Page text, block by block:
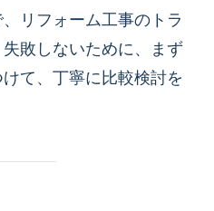
リフォーム工事のトラ
敗しないために、まず
て、丁寧に比較検討を